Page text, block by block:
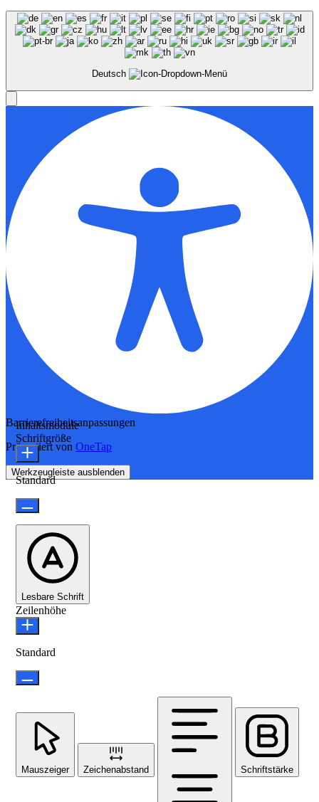
Deutsch
Barrierefreiheitsanpassungen
Präsentiert von OneTap
Werkzeugleiste ausblenden
Inhaltsmodule
Schriftgröße
Standard
Lesbare Schrift
Zeilenhöhe
Standard
Mauszeiger Zeichenabstand Schriftstärke